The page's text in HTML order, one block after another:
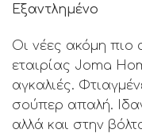
Εξαντλημένο
Οι νέες ακόμη πιο
εταιρίας Joma
αγκαλιές.
σούπερ απαλή.
αλλά και στην